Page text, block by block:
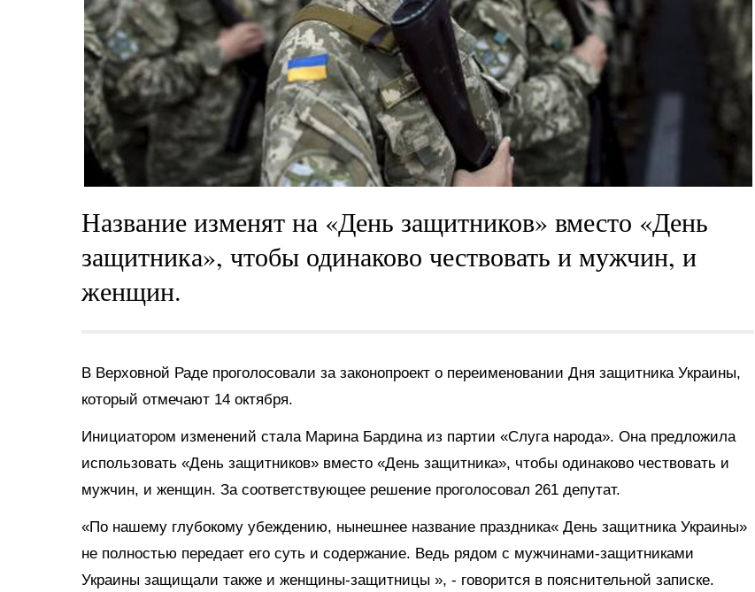
Название изменят на «День защитников» вместо «День
защитника», чтобы одинаково чествовать и мужчин, и
женщин.
В Верховной Раде проголосовали за законопроект о переименовании Дня защитника Украины,
который отмечают 14 октября.
Инициатором изменений стала Марина Бардина из партии «Слуга народа». Она предложила
использовать «День защитников» вместо «День защитника», чтобы одинаково чествовать и
мужчин, и женщин. За соответствующее решение проголосовал 261 депутат.
«По нашему глубокому убеждению, нынешнее название праздника« День защитника Украины»
не полностью передает его суть и содержание. Ведь рядом с мужчинами-защитниками
Украины защищали также и женщины-защитницы », - говорится в пояснительной записке.